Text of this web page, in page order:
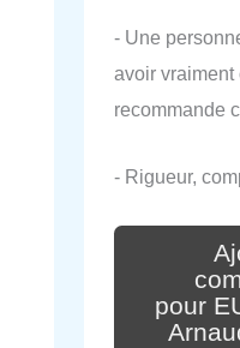
- Une
avoir vraiment
recommande
- Rigueur,
pour